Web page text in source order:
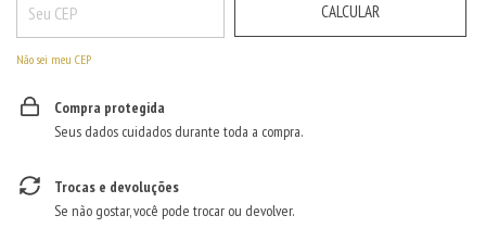
CALCULAR
Não sei meu CEP
Compra protegida
Seus dados cuidados durante toda a compra.
Trocas e devoluções
Se não gostar, você pode trocar ou devolver.